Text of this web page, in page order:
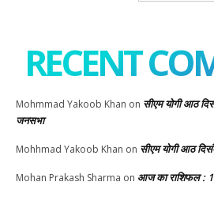
RECENT
Mohmmad Yakoob Khan on सीएम योगी आठ
जनसभा
Mohhmad Yakoob Khan on सीएम योगी आठ
Mohan Prakash Sharma on आज का राशिफल :